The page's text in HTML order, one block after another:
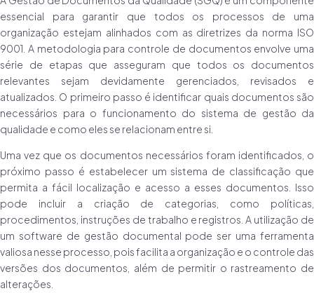
essencial para garantir que todos os processos de uma
organização estejam alinhados com as diretrizes da norma ISO
9001. A metodologia para controle de documentos envolve uma
série de etapas que asseguram que todos os documentos
relevantes sejam devidamente gerenciados, revisados e
atualizados. O primeiro passo é identificar quais documentos são
necessários para o funcionamento do sistema de gestão da
qualidade e como eles se relacionam entre si.
Uma vez que os documentos necessários foram identificados, o
próximo passo é estabelecer um sistema de classificação que
permita a fácil localização e acesso a esses documentos. Isso
pode incluir a criação de categorias, como políticas,
procedimentos, instruções de trabalho e registros. A utilização de
um software de gestão documental pode ser uma ferramenta
valiosa nesse processo, pois facilita a organização e o controle das
versões dos documentos, além de permitir o rastreamento de
alterações.